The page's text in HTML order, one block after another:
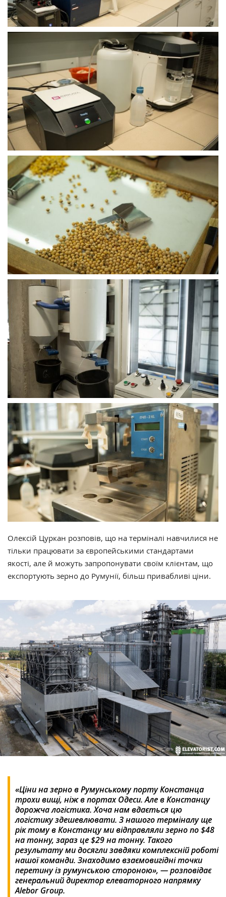
Олексій Цуркан розповів, що на терміналі навчилися не
тільки працювати за європейськими стандартами
якості, але й можуть запропонувати своїм клієнтам, що
експортують зерно до Румунії, більш привабливі ціни.
«Ціни на зерно в Румунському порту Констанца
трохи вищі, ніж в портах Одеси. Але в Констанцу
дорожча логістика. Хоча нам вдається цю
логістику здешевлювати. З нашого терміналу ще
рік тому в Констанцу ми відправляли зерно по $48
на тонну, зараз це $29 на тонну. Такого
результату ми досягли завдяки комплексній роботі
нашої команди. Знаходимо взаємовигідні точки
перетину із румунською стороною», — розповідає
генеральний директор елеваторного напрямку
Alebor Group.